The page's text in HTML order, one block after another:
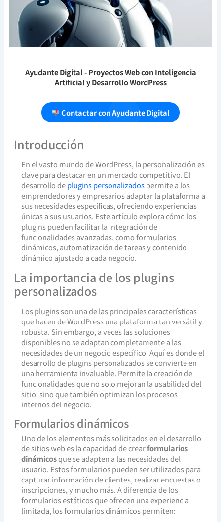
Ayudante Digital- Proyectos Web con Inteligencia
Artificial y Desarrollo WordPress
Contactar con Ayudante Digital
Introducción
En el vasto mundo de WordPress, la personalización es
clave para destacar en un mercado competitivo. El
desarrollo deplugins personalizadospermite a los
emprendedores y empresarios adaptar la plataforma a
sus necesidades específicas, ofreciendo experiencias
únicas a sus usuarios. Este artículo explora cómo los
plugins pueden facilitar la integración de
funcionalidades avanzadas, como formularios
dinámicos, automatización de tareas y contenido
dinámico ajustado a cada negocio.
La importancia de los plugins
personalizados
Los plugins son una de las principales características
que hacen de WordPress una plataforma tan versátil y
robusta. Sin embargo, a veces las soluciones
disponibles no se adaptan completamente a las
necesidades de un negocio específico. Aquí es donde el
desarrollo de plugins personalizados se convierte en
una herramienta invaluable. Permite la creación de
funcionalidades que no solo mejoran la usabilidad del
sitio, sino que también optimizan los procesos
internos del negocio.
Formularios dinámicos
Uno de los elementos más solicitados en el desarrollo
de sitios web es la capacidad de crearformularios
dinámicosque se adapten a las necesidades del
usuario. Estos formularios pueden ser utilizados para
capturar información de clientes, realizar encuestas o
inscripciones, y mucho más. A diferencia de los
formularios estáticos que ofrecen una experiencia
limitada, los formularios dinámicos permiten: